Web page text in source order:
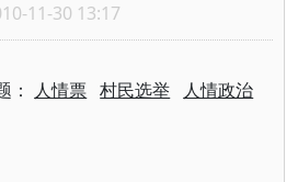
11-30 13:17
： 人情票 村民选举 人情政治